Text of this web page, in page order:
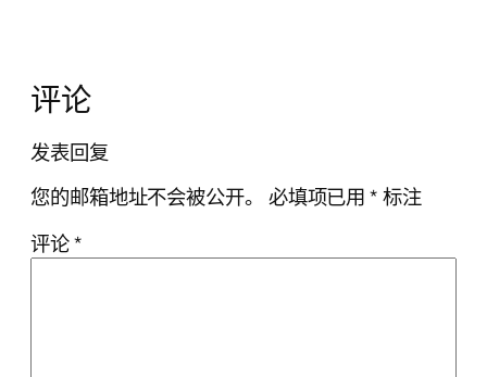
评论
发表回复
您的邮箱地址不会被公开。 必填项已用*标注
评论*